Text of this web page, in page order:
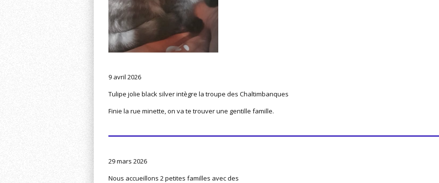
9 avril 2026
Tulipe jolie black silver intègre la troupe des Chaltimbanques
Finie la rue minette, on va te trouver une gentille famille.
29 mars 2026
Nous accueillons 2 petites familles avec des